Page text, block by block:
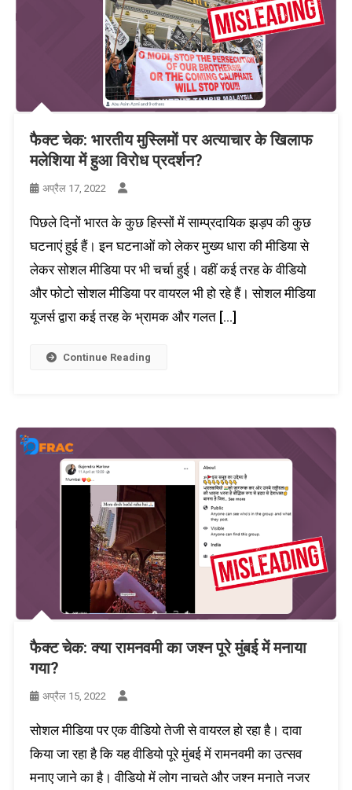
फैक्ट चेक: भारतीय मुस्लिमों पर अत्याचार के खिलाफ
मलेशिया में हुआ विरोध प्रदर्शन?
अप्रैल 17, 2022
पिछले दिनों भारत के कुछ हिस्सों में साम्प्रदायिक झड़प की कुछ
घटनाएं हुई हैं। इन घटनाओं को लेकर मुख्य धारा की मीडिया से
लेकर सोशल मीडिया पर भी चर्चा हुई। वहीं कई तरह के वीडियो
और फोटो सोशल मीडिया पर वायरल भी हो रहे हैं। सोशल मीडिया
यूजर्स द्वारा कई तरह के भ्रामक और गलत […]
Continue Reading
फैक्ट चेक: क्या रामनवमी का जश्न पूरे मुंबई में मनाया
गया?
अप्रैल 15, 2022
सोशल मीडिया पर एक वीडियो तेजी से वायरल हो रहा है। दावा
किया जा रहा है कि यह वीडियो पूरे मुंबई में रामनवमी का उत्सव
मनाए जाने का है। वीडियो में लोग नाचते और जश्न मनाते नजर